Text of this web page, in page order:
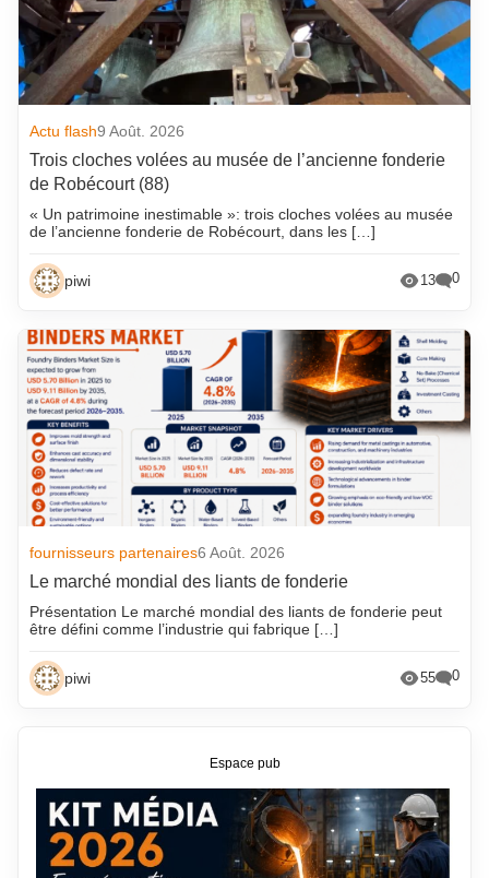
Actu flash9 Août. 2026
Trois cloches volées au musée de l’ancienne fonderie
de Robécourt (88)
« Un patrimoine inestimable »: trois cloches volées au musée
de l’ancienne fonderie de Robécourt, dans les […]
piwi 13 0
fournisseurs partenaires6 Août. 2026
Le marché mondial des liants de fonderie
Présentation Le marché mondial des liants de fonderie peut
être défini comme l’industrie qui fabrique […]
piwi 55 0
Espace pub